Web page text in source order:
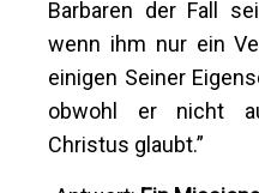
Barbaren der Fall
wenn ihm nur ein
einigen Seiner
obwohl er nicht
Christus glaubt.”